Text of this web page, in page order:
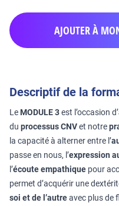
AJOUTER À
Descriptif de la
Le MODULE 3est l’occasion d’
du processus CNVet notre
la capacité à alterner entre l’
passe en nous, l’expression
l’écoute empathique pour
permet d’acquérir une
soi et de l’autreavec plus de